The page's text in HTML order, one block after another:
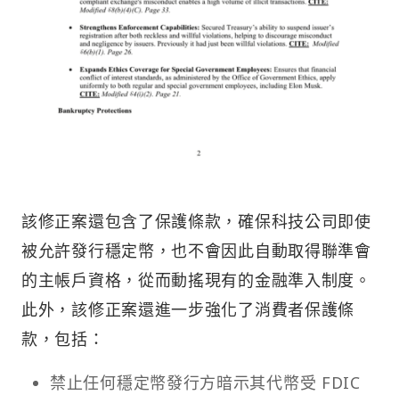
該修正案還包含了保護條款，確保科技公司即使
被允許發行穩定幣，也不會因此自動取得聯準會
的主帳戶資格，從而動搖現有的金融準入制度。
此外，該修正案還進一步強化了消費者保護條
款，包括：
禁止任何穩定幣發行方暗示其代幣受 FDIC